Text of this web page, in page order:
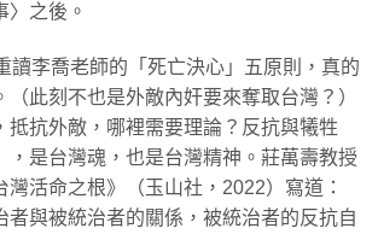
〉之後。
讀李喬老師的「死亡決心」五原則，真的
此刻不也是外敵內奸要來奪取台灣？）
抵抗外敵，哪裡需要理論？反抗與犧牲
，是台灣魂，也是台灣精神。莊萬壽教授
灣活命之根》（玉山社，2022）寫道：
者與被統治者的關係，被統治者的反抗自